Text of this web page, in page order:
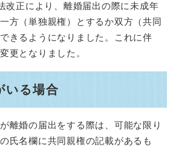
改正により、離婚届出の際に未成年
方（単独親権）とするか双方（共同
きるようになりました。これに伴
更となりました。
いる場合
離婚の届出をする際は、可能な限り
氏名欄に共同親権の記載があるも